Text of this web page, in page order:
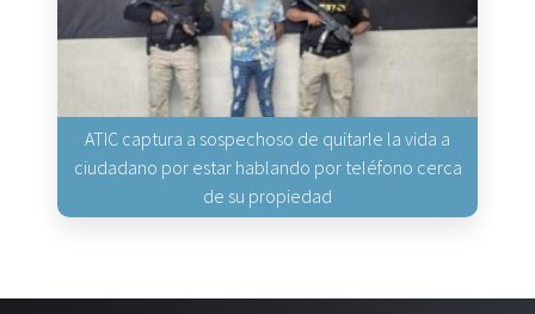
ATIC captura a sospechoso de quitarle la vida a
ciudadano por estar hablando por teléfono cerca
de su propiedad